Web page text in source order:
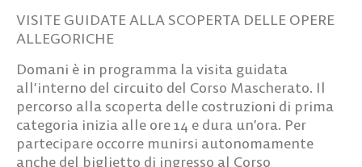
VISITE GUIDATE ALLA SCOPERTA DELLE OPERE
ALLEGORICHE
Domani è in programma la visita guidata
all’interno del circuito del Corso Mascherato. Il
percorso alla scoperta delle costruzioni di prima
categoria inizia alle ore 14 e dura un’ora. Per
partecipare occorre munirsi autonomamente
anche del biglietto di ingresso al Corso